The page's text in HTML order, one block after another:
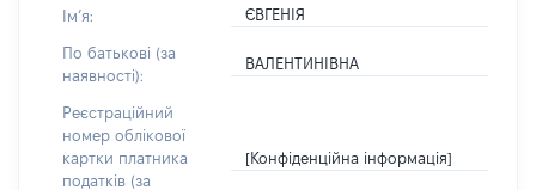
Імʼя: ЄВГЕНІЯ
По батькові (за
наявності):
ВАЛЕНТИНІВНА
Реєстраційний
номер облікової
картки платника
податків (за
[Конфіденційна інформація]